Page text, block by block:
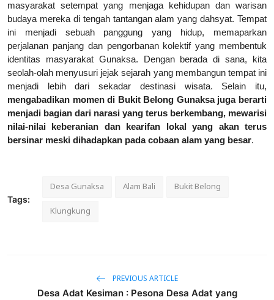
masyarakat setempat yang menjaga kehidupan dan warisan
budaya mereka di tengah tantangan alam yang dahsyat. Tempat
ini menjadi sebuah panggung yang hidup, memaparkan
perjalanan panjang dan pengorbanan kolektif yang membentuk
identitas masyarakat Gunaksa. Dengan berada di sana, kita
seolah-olah menyusuri jejak sejarah yang membangun tempat ini
menjadi lebih dari sekadar destinasi wisata. Selain itu,
mengabadikan momen di Bukit Belong Gunaksa juga berarti
menjadi bagian dari narasi yang terus berkembang, mewarisi
nilai-nilai keberanian dan kearifan lokal yang akan terus
bersinar meski dihadapkan pada cobaan alam yang besar.
Tags:
Desa Gunaksa Alam Bali
Bukit Belong
Klungkung
PREVIOUS ARTICLE
Desa Adat Kesiman : Pesona Desa Adat yang